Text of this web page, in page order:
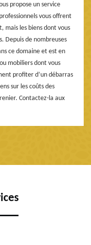
propose un service
vous offrent
mais les biens dont vous
Depuis de nombreuses
ce domaine et est en
mobiliers dont vous
profiter d’un débarras
sur les coûts des
Contactez-la aux